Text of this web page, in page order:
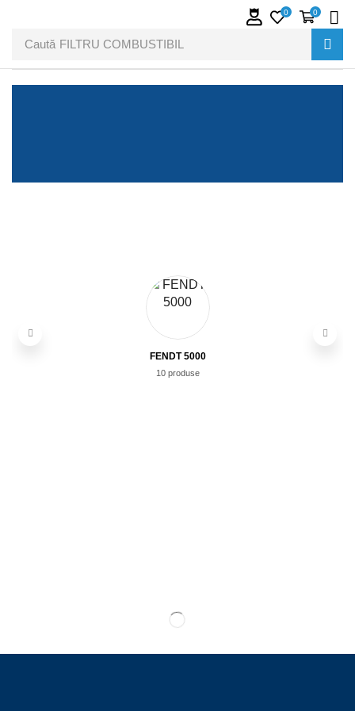
Caută FILTRU COMBUSTIBIL
0 0
FENDT 5000
10 produse